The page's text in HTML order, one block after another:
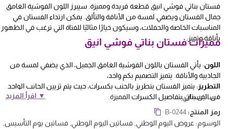
فستان بناتي فوشي انيق قطعة فريدة ومميزة. سيبرز اللون الفوشية الغامق
جمال الفستان ويضفي لمسة من الأناقة والتألق. يمكن ارتداء الفستان في
المناسبات الخاصة والحفلات، وسيكون خيارًا مثاليًا للفتاة التي ترغب في الظهور
بأناقة وتميز.
مميزات فستان بناتي فوشي انيق
اللون
▼ اقرأ المزيد
: يأتي الفستان باللون الفوشية الغامق الجميل، الذي يضفي لمسة من
الجاذبية والأناقة. يتميز التصميم بكم واحد،
التطريز: يتميز الفستان بتطريز بالجنب بكسرات، حيث يتم تزيين الجانب الواحد
من الفستان بتفاصيل الكسرات المميزة.
: يتميز الفستان أيضًا بتصميمه الفريد بكسرات أسفله. هذه الكسرات
تضفي حجمًا وحركة على الفستان،
فساتين بناتي
رمز المنتج:B-0244
الوسوم:عروض اليوم الوطني فساتين اليوم الوطني فساتين يوم التأسيس,